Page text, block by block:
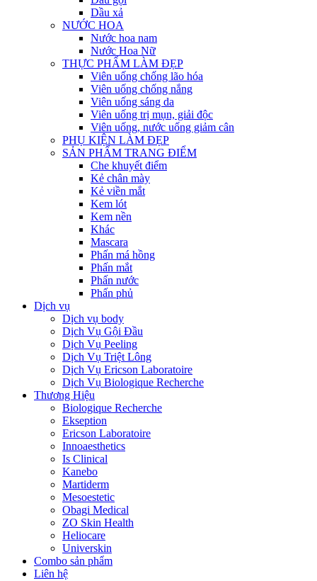
Dầu xả
NƯỚC HOA
Nước hoa nam
Nước Hoa Nữ
THỰC PHẨM LÀM ĐẸP
Viên uống chống lão hóa
Viên uống chống nắng
Viên uống sáng da
Viên uống trị mụn, giải độc
Viên uống, nước uống giảm cân
PHỤ KIỆN LÀM ĐẸP
SẢN PHẨM TRANG ĐIỂM
Che khuyết điểm
Kẻ chân mày
Kẻ viền mắt
Kem lót
Kem nền
Khác
Mascara
Phấn má hồng
Phấn mắt
Phấn nước
Phấn phủ
Dịch vụ
Dịch vụ body
Dịch Vụ Gội Đầu
Dịch Vụ Peeling
Dịch Vụ Triệt Lông
Dịch Vụ Ericson Laboratoire
Dịch Vụ Biologique Recherche
Thương Hiệu
Biologique Recherche
Ekseption
Ericson Laboratoire
Innoaesthetics
Is Clinical
Kanebo
Martiderm
Mesoestetic
Obagi Medical
ZO Skin Health
Heliocare
Universkin
Combo sản phẩm
Liên hệ